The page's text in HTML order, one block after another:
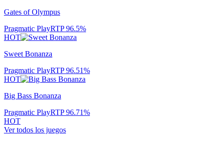
Gates of Olympus
Pragmatic PlayRTP96.5%
HOT
Sweet Bonanza
Pragmatic PlayRTP96.51%
HOT
Big Bass Bonanza
Pragmatic PlayRTP96.71%
HOT
Ver todos los juegos